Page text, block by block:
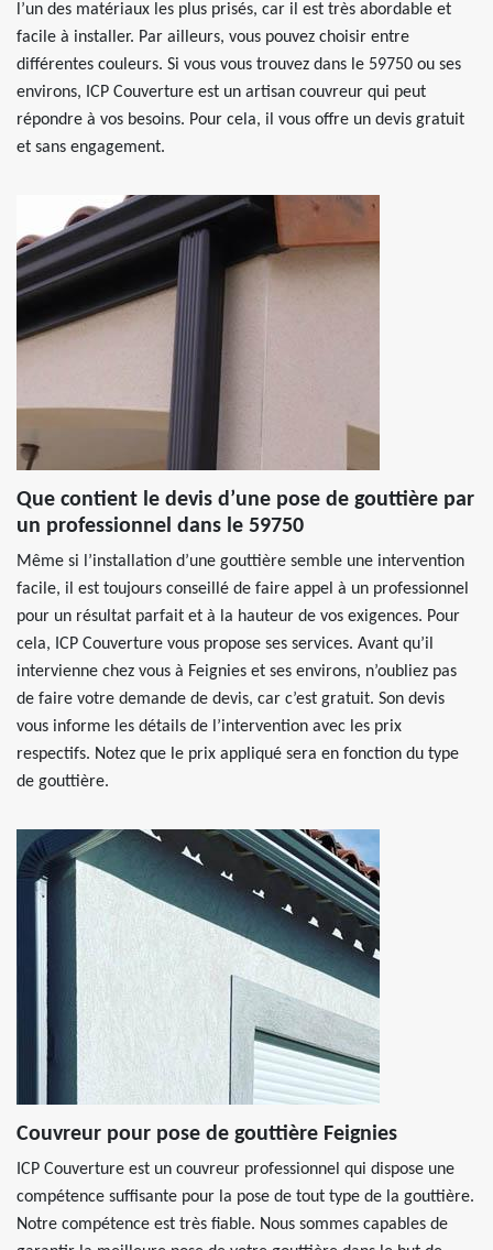
l’un des matériaux les plus prisés, car il est très abordable et
facile à installer. Par ailleurs, vous pouvez choisir entre
différentes couleurs. Si vous vous trouvez dans le 59750 ou ses
environs, ICP Couverture est un artisan couvreur qui peut
répondre à vos besoins. Pour cela, il vous offre un devis gratuit
et sans engagement.
Que contient le devis d’une pose de gouttière par
un professionnel dans le 59750
Même si l’installation d’une gouttière semble une intervention
facile, il est toujours conseillé de faire appel à un professionnel
pour un résultat parfait et à la hauteur de vos exigences. Pour
cela, ICP Couverture vous propose ses services. Avant qu’il
intervienne chez vous à Feignies et ses environs, n’oubliez pas
de faire votre demande de devis, car c’est gratuit. Son devis
vous informe les détails de l’intervention avec les prix
respectifs. Notez que le prix appliqué sera en fonction du type
de gouttière.
Couvreur pour pose de gouttière Feignies
ICP Couverture est un couvreur professionnel qui dispose une
compétence suffisante pour la pose de tout type de la gouttière.
Notre compétence est très fiable. Nous sommes capables de